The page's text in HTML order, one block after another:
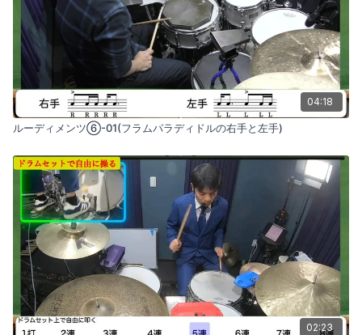
04:18
ルーディメンツ⑥-01(フラムパラディドルの右手と左手)
02:23